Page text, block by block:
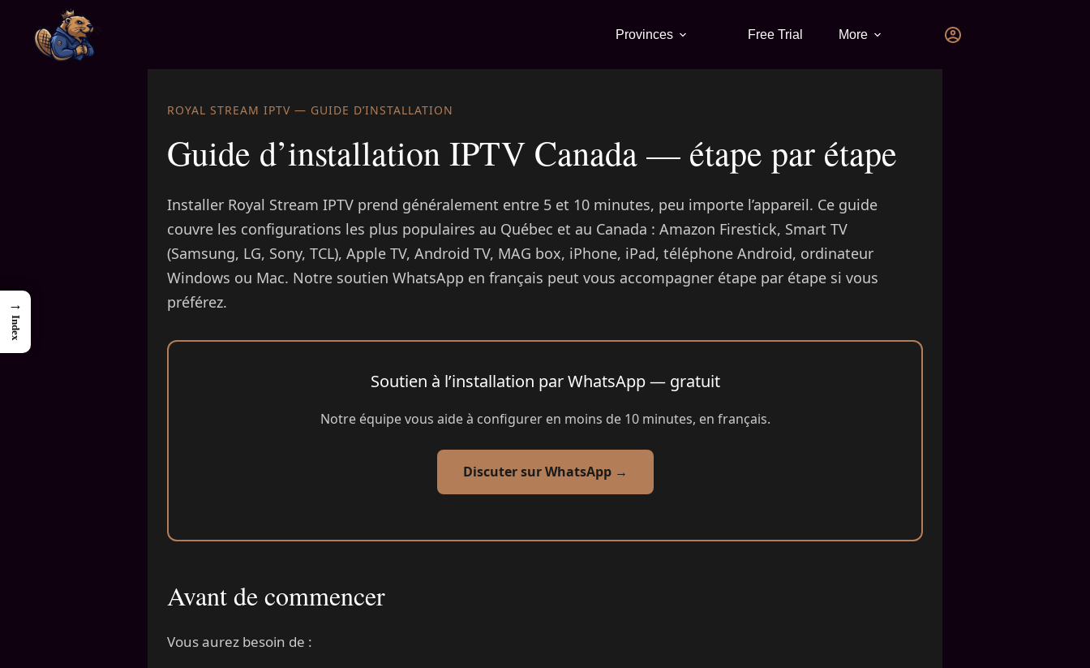
content
Provinces Free Trial More
ROYAL STREAM IPTV — GUIDE D’INSTALLATION
Guide d’installation IPTV Canada — étape par étape
Installer Royal Stream IPTV prend généralement entre 5 et 10 minutes, peu importe l’appareil. Ce guide
couvre les configurations les plus populaires au Québec et au Canada : Amazon Firestick, Smart TV
(Samsung, LG, Sony, TCL), Apple TV, Android TV, MAG box, iPhone, iPad, téléphone Android, ordinateur
Windows ou Mac. Notre soutien WhatsApp en français peut vous accompagner étape par étape si vous
préférez.
Soutien à l’installation par WhatsApp — gratuit
Notre équipe vous aide à configurer en moins de 10 minutes, en français.
Discuter sur WhatsApp →
Avant de commencer
Vous aurez besoin de :
→
Index